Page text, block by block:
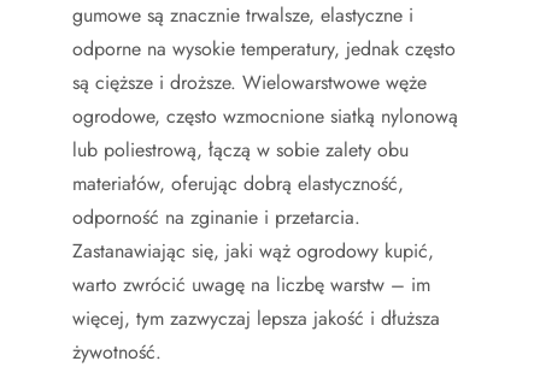
gumowe są znacznie trwalsze, elastyczne i
odporne na wysokie temperatury, jednak często
są cięższe i droższe. Wielowarstwowe węże
ogrodowe, często wzmocnione siatką nylonową
lub poliestrową, łączą w sobie zalety obu
materiałów, oferując dobrą elastyczność,
odporność na zginanie i przetarcia.
Zastanawiając się, jaki wąż ogrodowy kupić,
warto zwrócić uwagę na liczbę warstw – im
więcej, tym zazwyczaj lepsza jakość i dłuższa
żywotność.